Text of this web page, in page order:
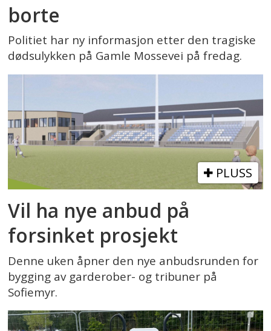
borte
Politiet har ny informasjon etter den tragiske
dødsulykken på Gamle Mossevei på fredag.
PLUSS
Vil ha nye anbud på
forsinket prosjekt
Denne uken åpner den nye anbudsrunden for
bygging av garderober- og tribuner på
Sofiemyr.